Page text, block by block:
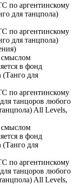
по аргентинскому
для танцпола)
по аргентинскому
для танцпола)
в фонд
для
по аргентинскому
танцоров любого
All Levels,
в фонд
для
по аргентинскому
танцоров любого
All Levels,